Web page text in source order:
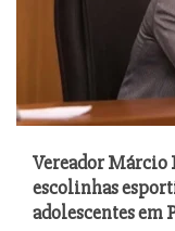
Vereador Márcio
escolinhas
adolescentes em